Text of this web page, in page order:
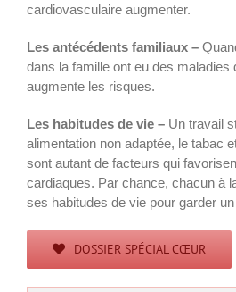
cardiovasculaire augmenter.
Les antécédents familiaux –
dans la famille ont eu des
augmente les risques.
Les habitudes de vie – Un travail
alimentation non adaptée, le tabac
sont autant de facteurs qui
cardiaques. Par chance, chacun à
ses habitudes de vie pour garder
DOSSIER SPÉCIAL CŒUR